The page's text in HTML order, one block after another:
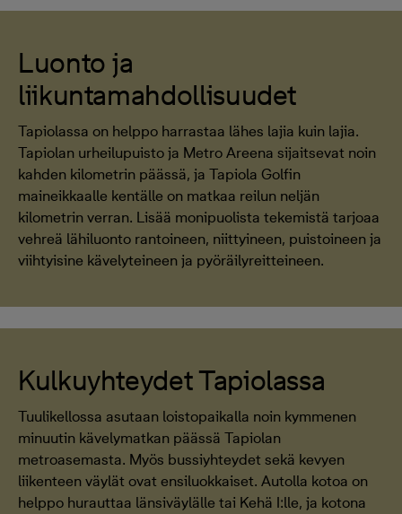
Luonto ja
liikuntamahdollisuudet
Tapiolassa on helppo harrastaa lähes lajia kuin lajia.
Tapiolan urheilupuisto ja Metro Areena sijaitsevat noin
kahden kilometrin päässä, ja Tapiola Golfin
maineikkaalle kentälle on matkaa reilun neljän
kilometrin verran. Lisää monipuolista tekemistä tarjoaa
vehreä lähiluonto rantoineen, niittyineen, puistoineen ja
viihtyisine kävelyteineen ja pyöräilyreitteineen.
Kulkuyhteydet Tapiolassa
Tuulikellossa asutaan loistopaikalla noin kymmenen
minuutin kävelymatkan päässä Tapiolan
metroasemasta. Myös bussiyhteydet sekä kevyen
liikenteen väylät ovat ensiluokkaiset. Autolla kotoa on
helppo hurauttaa länsiväylälle tai Kehä I:lle, ja kotona